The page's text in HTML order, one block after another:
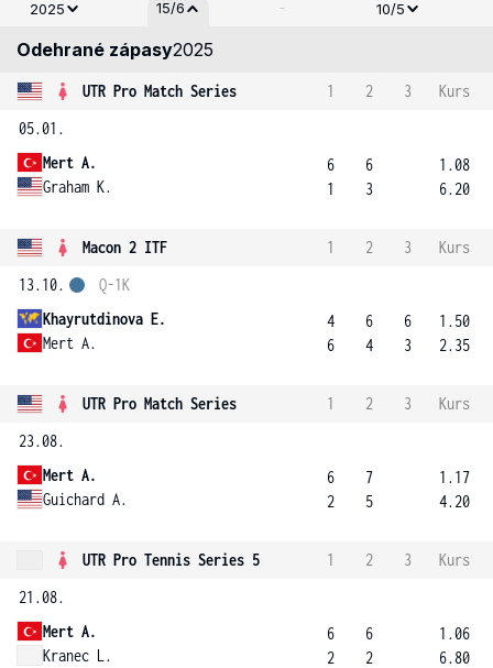
2025
15/6 - 10/5
Odehrané zápasy2025
UTR Pro Match Series 1 2 3
Kurs
05.01.
Mert A.
Graham K.
6
1
6
3
1.08
6.20
Macon 2 ITF 1 2 3
Kurs
13.10.
Khayrutdinova E.
Mert A.
Q-1K
4
6
6
4
6
3
1.50
2.35
UTR Pro Match Series 1 2 3
Kurs
23.08.
Mert A.
Guichard A.
6
2
7
5
1.17
4.20
UTR Pro Tennis Series 5 1 2 3
Kurs
21.08.
Mert A.
Kranec L.
6
2
6
2
1.06
6.80